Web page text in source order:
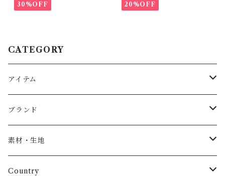
30%OFF 20%OFF
CATEGORY
アイテム
Baby
トップス
長袖
パンツ
ブランド
AS WE GROW
ARCH&LINE
素材・生地
コットン 100%
Country